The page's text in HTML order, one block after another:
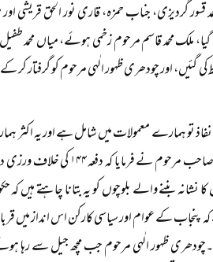
گردیزی، جناب حمزہ، قاری نور الحق قریشی
ملک محمد قاسم مرحوم زخمی ہوئے، میاں محمد
گئیں، اور چودھری ظہور الٰہی مرحوم کو گرفتار کر
میں نے حضرت مولانا مفتی محمودؒ سے دریافت کیا کہ دفعہ ۱۴۴ کا نفاذ تو ہمارے معمولات میں
ہوتی رہتی ہے، اس پر اس قدر سخت ایکشن لینے کی کیا ضرورت
بننے والے بلوچوں کو یہ بتانا چاہتے ہیں کہ
کے عوام اور سیاسی کارکن اس انداز میں
ظہور الٰہی مرحوم جب مچھ جیل سے رہا